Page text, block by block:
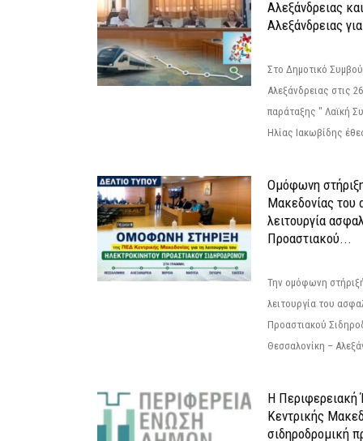
Αλεξάνδρειας
Αλεξάνδρειας
Στο Δημοτικό
Αλεξάνδρειας στις
παράταξης " Λαϊκή
Ηλίας Ιακωβίδης
Ομόφωνη
Μακεδονίας του
λειτουργία
Προαστιακού...
Την ομόφωνη
λειτουργία του
Προαστιακού
Θεσσαλονίκη –
Η
Κεντρικής
σιδηροδρομική